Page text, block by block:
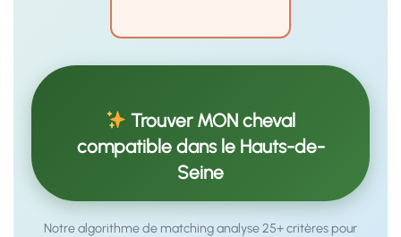
Trouver MON cheval
compatible dans le Hauts-de-
Seine
Notre algorithme de matching analyse 25+ critères pour